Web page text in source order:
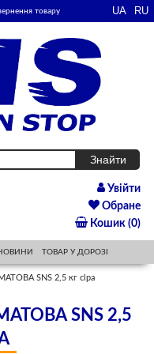
товару
Увійти
Обране
Кошик (0)
ТОВАР У ДОРОЗІ
SNS 2,5 кг сіра
SNS 2,5